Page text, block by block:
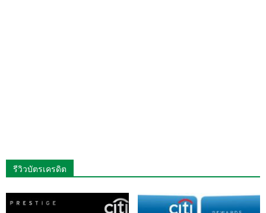
รีวิวบัตรเครดิต